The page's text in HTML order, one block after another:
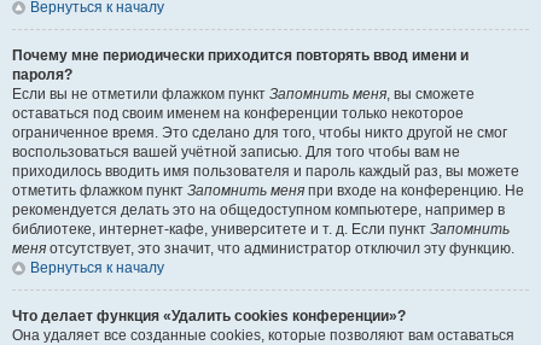
Вернуться к началу
Почему мне периодически приходится повторять ввод имени и
пароля?
Если вы не отметили флажком пункт Запомнить меня, вы сможете
оставаться под своим именем на конференции только некоторое
ограниченное время. Это сделано для того, чтобы никто другой не смог
воспользоваться вашей учётной записью. Для того чтобы вам не
приходилось вводить имя пользователя и пароль каждый раз, вы можете
отметить флажком пункт Запомнить меня при входе на конференцию. Не
рекомендуется делать это на общедоступном компьютере, например в
библиотеке, интернет-кафе, университете и т. д. Если пункт Запомнить
меня отсутствует, это значит, что администратор отключил эту функцию.
Вернуться к началу
Что делает функция «Удалить cookies конференции»?
Она удаляет все созданные cookies, которые позволяют вам оставаться